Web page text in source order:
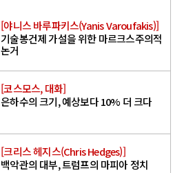
[야니스 바루파키스(Yanis Varoufakis)]
기술봉건제 가설을 위한 마르크스주의적
논거
[코스모스, 대화]
은하수의 크기, 예상보다 10% 더 크다
[크리스 헤지스(Chris Hedges)]
백악관의 대부, 트럼프의 마피아 정치